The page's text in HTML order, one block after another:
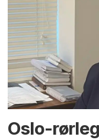
Oslo-